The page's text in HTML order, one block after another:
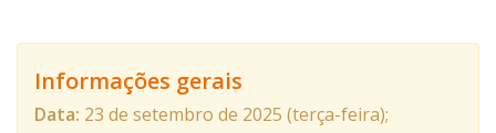
Informações gerais
Data: 23 de setembro de 2025 (terça-feira);